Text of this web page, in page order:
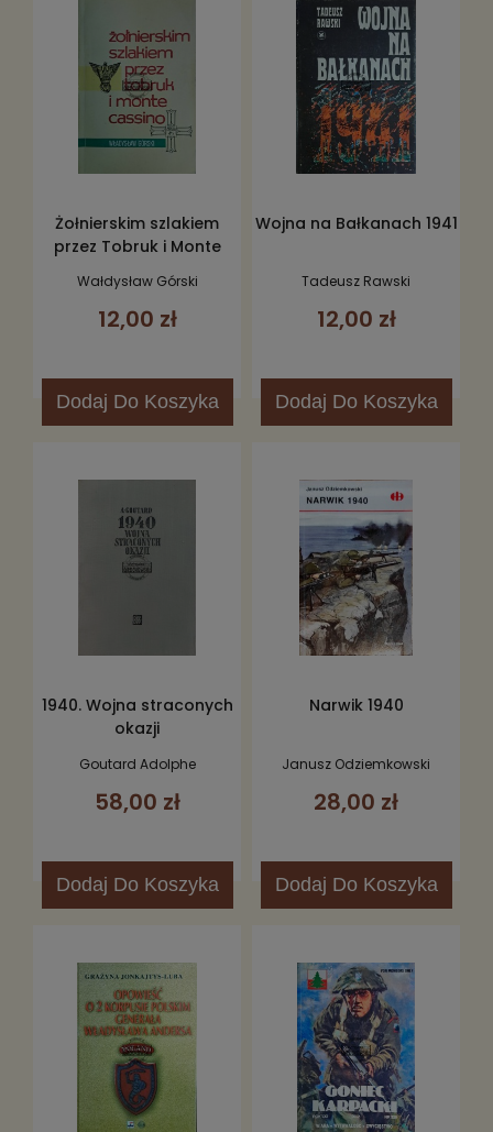
Żołnierskim szlakiem
przez Tobruk i Monte
Wałdysław Górski
12,00 zł
Dodaj Do Koszyka
Wojna na Bałkanach 1941
Tadeusz Rawski
12,00 zł
Dodaj Do Koszyka
1940. Wojna straconych
okazji
Goutard Adolphe
58,00 zł
Dodaj Do Koszyka
Narwik 1940
Janusz Odziemkowski
28,00 zł
Dodaj Do Koszyka